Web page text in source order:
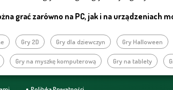
grać zarówno na PC, jak i na urządzeniach
Gry 2D Gry dla dziewczyn Gry Halloween
Gry na myszkę komputerową Gry na tablety